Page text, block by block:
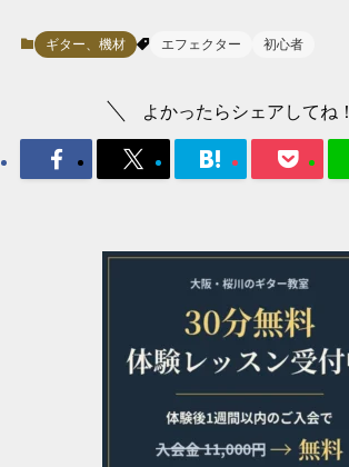
ギター、機材 エフェクター 初心者
よかったらシェアしてね！